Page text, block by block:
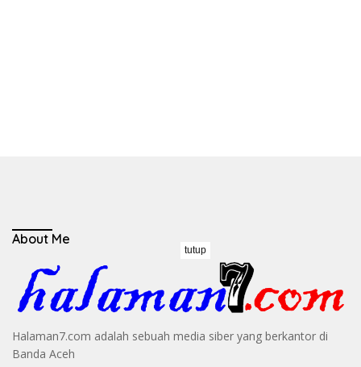
About Me
Halaman7.com adalah sebuah media siber yang berkantor di
Banda Aceh
tutup